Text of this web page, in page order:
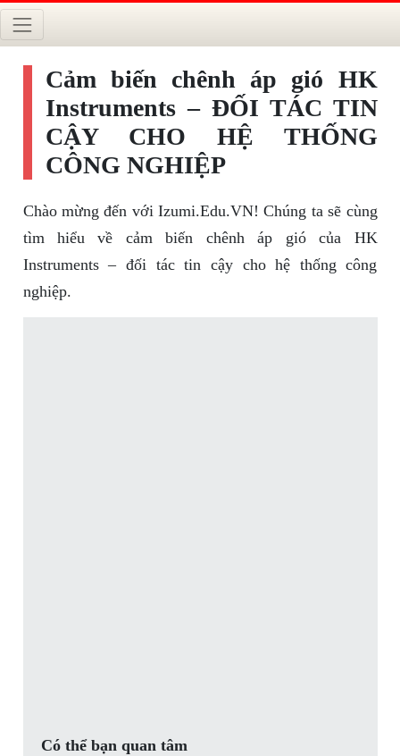
Cảm biến chênh áp gió HK
Instruments – ĐỐI TÁC TIN
CẬY CHO HỆ THỐNG
CÔNG NGHIỆP
Chào mừng đến với Izumi.Edu.VN! Chúng ta sẽ cùng
tìm hiểu về cảm biến chênh áp gió của HK
Instruments – đối tác tin cậy cho hệ thống công
nghiệp.
Có thể bạn quan tâm